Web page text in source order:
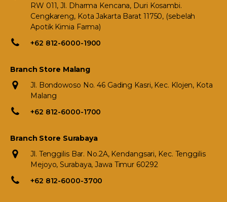
RW 011, Jl. Dharma Kencana, Duri Kosambi.
Cengkareng, Kota Jakarta Barat 11750, (sebelah
Apotik Kimia Farma)
+62 812-6000-1900
Branch Store Malang
Jl. Bondowoso No. 46 Gading Kasri, Kec. Klojen, Kota
Malang
+62 812-6000-1700
Branch Store Surabaya
Jl. Tenggilis Bar. No.2A, Kendangsari, Kec. Tenggilis
Mejoyo, Surabaya, Jawa Timur 60292
+62 812-6000-3700